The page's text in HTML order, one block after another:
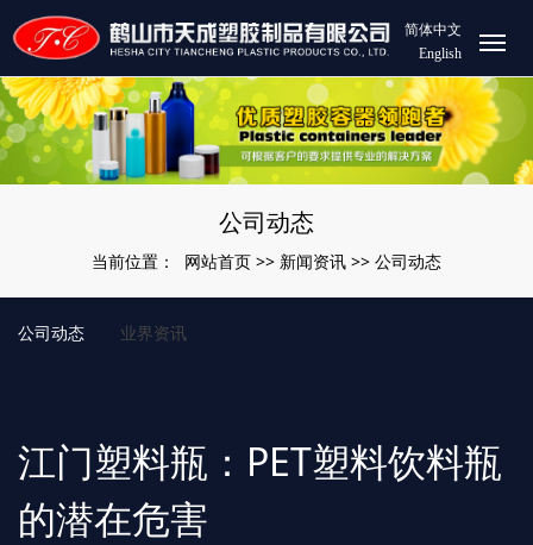
简体中文
English
公司动态
当前位置： 网站首页 >> 新闻资讯 >> 公司动态
公司动态 业界资讯
江门塑料瓶：PET塑料饮料瓶
的潜在危害